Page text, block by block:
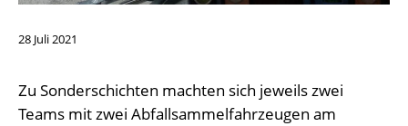
28 Juli2021
Zu Sonderschichten machten sich jeweils zwei
Teams mit zwei Abfallsammelfahrzeugen am